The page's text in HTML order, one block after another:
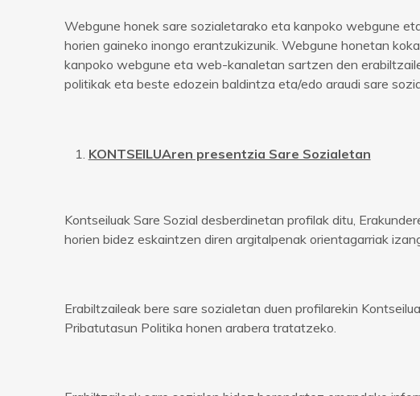
Webgune honek sare sozialetarako eta kanpoko webgune
horien gaineko inongo erantzukizunik. Webgune honetan
kanpoko webgune eta web-kanaletan sartzen den
politikak eta beste edozein baldintza eta/edo araudi sare
KONTSEILUAren presentzia Sare Sozialetan
Kontseiluak Sare Sozial desberdinetan profilak ditu,
horien bidez eskaintzen diren argitalpenak orientagarriak
Erabiltzaileak bere sare sozialetan duen profilarekin
Pribatutasun Politika honen arabera tratatzeko.